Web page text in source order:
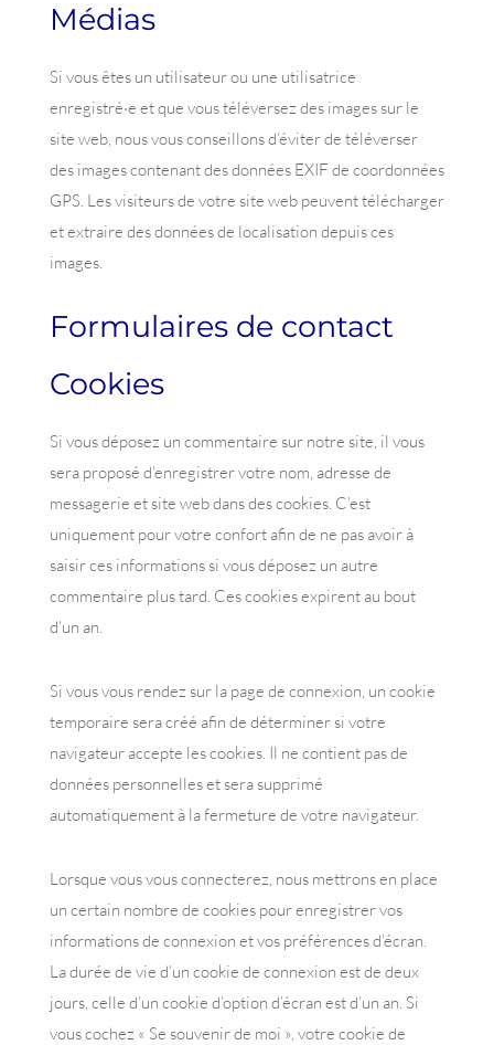
Médias
Si vous êtes un utilisateur ou une utilisatrice
enregistré·e et que vous téléversez des images sur le
site web, nous vous conseillons d’éviter de téléverser
des images contenant des données EXIF de coordonnées
GPS. Les visiteurs de votre site web peuvent télécharger
et extraire des données de localisation depuis ces
images.
Formulaires de contact
Cookies
Si vous déposez un commentaire sur notre site, il vous
sera proposé d’enregistrer votre nom, adresse de
messagerie et site web dans des cookies. C’est
uniquement pour votre confort afin de ne pas avoir à
saisir ces informations si vous déposez un autre
commentaire plus tard. Ces cookies expirent au bout
d’un an.
Si vous vous rendez sur la page de connexion, un cookie
temporaire sera créé afin de déterminer si votre
navigateur accepte les cookies. Il ne contient pas de
données personnelles et sera supprimé
automatiquement à la fermeture de votre navigateur.
Lorsque vous vous connecterez, nous mettrons en place
un certain nombre de cookies pour enregistrer vos
informations de connexion et vos préférences d’écran.
La durée de vie d’un cookie de connexion est de deux
jours, celle d’un cookie d’option d’écran est d’un an. Si
vous cochez « Se souvenir de moi », votre cookie de